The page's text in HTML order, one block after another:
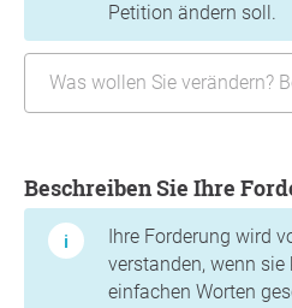
Petition ändern soll.
Beschreiben Sie Ihre
Ihre Forderung wird
verstanden, wenn
einfachen Worten